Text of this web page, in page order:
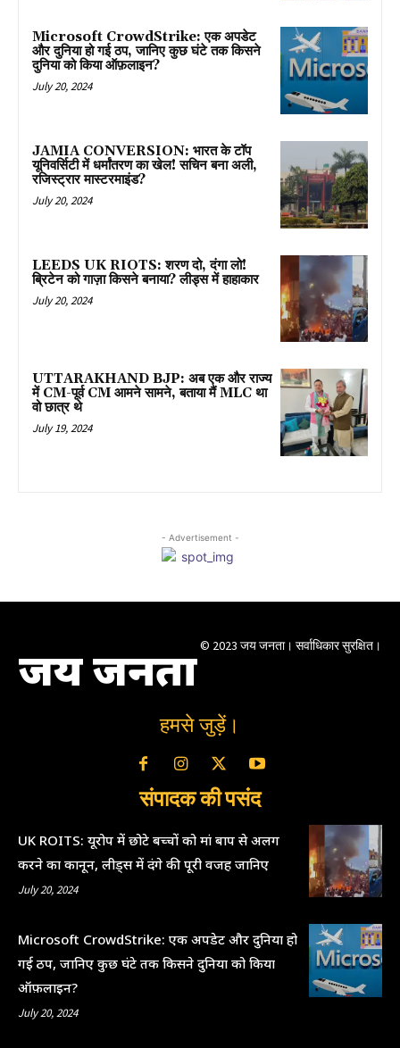
Microsoft CrowdStrike: एक अपडेट
और दुनिया हो गई ठप, जानिए कुछ घंटे तक किसने
दुनिया को किया ऑफ़लाइन?
July 20, 2024
JAMIA CONVERSION: भारत के टॉप
यूनिवर्सिटी में धर्मांतरण का खेल! सचिन बना अली,
रजिस्ट्रार मास्टरमाइंड?
July 20, 2024
LEEDS UK RIOTS: शरण दो, दंगा लो!
ब्रिटेन को गाज़ा किसने बनाया? लीड्स में हाहाकार
July 20, 2024
UTTARAKHAND BJP: अब एक और राज्य
में CM-पूर्व CM आमने सामने, बताया मैं MLC था
वो छात्र थे
July 19, 2024
- Advertisement -
जय जनता © 2023 जय जनता। सर्वाधिकार सुरक्षित।
हमसे जुड़ें।
संपादक की पसंद
UK ROITS: यूरोप में छोटे बच्चों को मां बाप से अलग
करने का कानून, लीड्स में दंगे की पूरी वजह जानिए
July 20, 2024
Microsoft CrowdStrike: एक अपडेट और दुनिया हो
गई ठप, जानिए कुछ घंटे तक किसने दुनिया को किया
ऑफ़लाइन?
July 20, 2024